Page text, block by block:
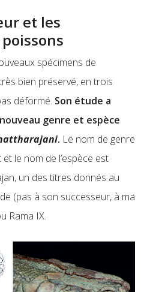
et les
spécimens de
bien préservé, en trois
déformé. Son étude a
nouveau genre et espèce
. Le nom de genre
le nom de l’espèce est
un des titres donnés au
(pas à son successeur, à ma
Rama IX.